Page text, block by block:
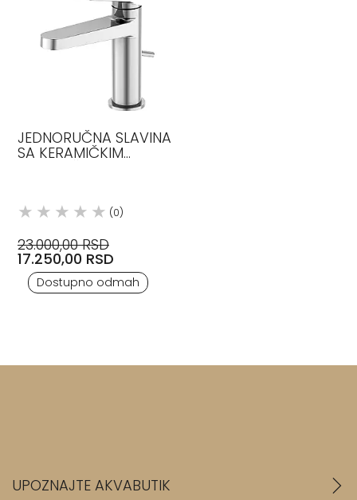
JEDNORUČNA SLAVINA
SA KERAMIČKIM
(0)
23.000,00 RSD
17.250,00 RSD
Dostupno odmah
UPOZNAJTE AKVABUTIK